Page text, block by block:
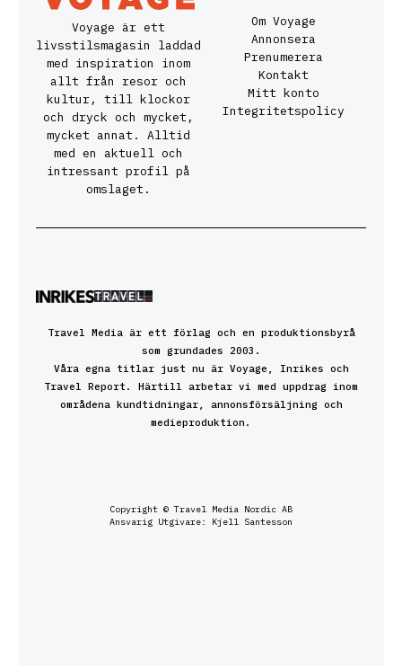
Voyage är ett
livsstilsmagasin laddad
med inspiration inom
allt från resor och
kultur, till klockor
och dryck och mycket,
mycket annat. Alltid
med en aktuell och
intressant profil på
omslaget.
Om Voyage
Annonsera
Prenumerera
Kontakt
Mitt konto
Integritetspolicy
Travel Media är ett förlag och en produktionsbyrå
som grundades 2003.
Våra egna titlar just nu är Voyage, Inrikes och
Travel Report. Härtill arbetar vi med uppdrag inom
områdena kundtidningar, annonsförsäljning och
medieproduktion.
Copyright © Travel Media Nordic AB
Ansvarig Utgivare: Kjell Santesson